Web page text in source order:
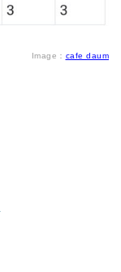
Image： cafe daum